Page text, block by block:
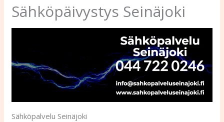
Sähköpäivystys Seinäjoki
Sähköpalvelu Seinäjoki